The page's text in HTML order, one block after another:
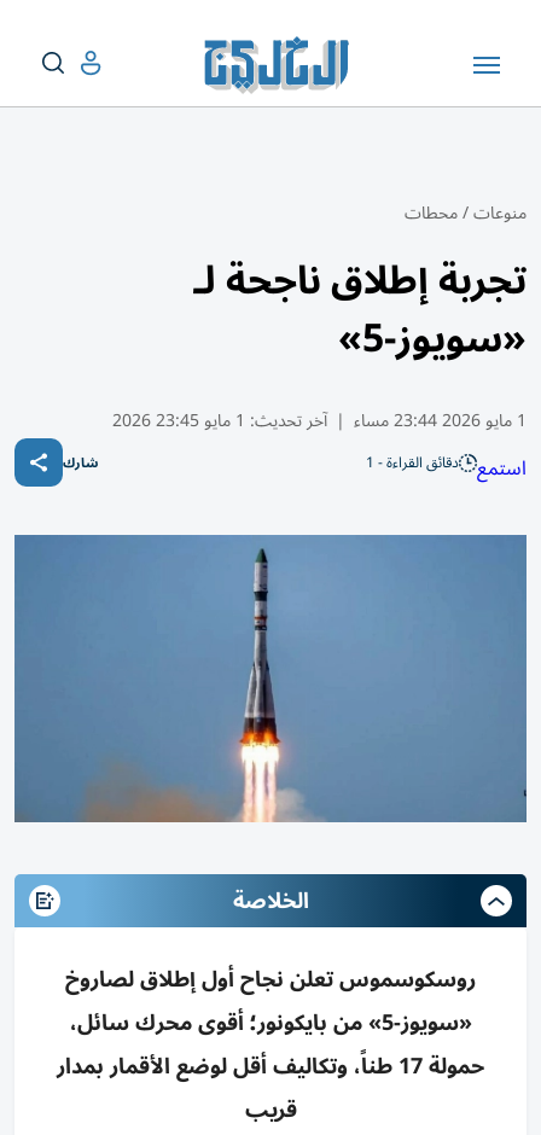
منوعات/محطات
تجربة إطلاق ناجحة لـ
«سويوز-5»
1 مايو 2026 23:44 مساء | آخر تحديث: 1 مايو 23:45 2026
استمع دقائق القراءة - 1 شارك
الخلاصة
روسكوسموس تعلن نجاح أول إطلاق لصاروخ
«سويوز-5» من بايكونور؛ أقوى محرك سائل،
حمولة 17 طناً، وتكاليف أقل لوضع الأقمار بمدار
قريب